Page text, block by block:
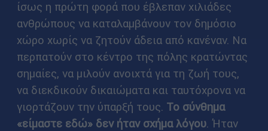
ίσως η πρώτη φορά που έβλεπαν χιλιάδες
ανθρώπους να καταλαμβάνουν τον δημόσιο
χώρο χωρίς να ζητούν άδεια από κανέναν. Να
περπατούν στο κέντρο της πόλης κρατώντας
σημαίες, να μιλούν ανοιχτά για τη ζωή τους,
να διεκδικούν δικαιώματα και ταυτόχρονα να
γιορτάζουν την ύπαρξή τους. Το σύνθημα
«είμαστε εδώ» δεν ήταν σχήμα λόγου. Ήταν